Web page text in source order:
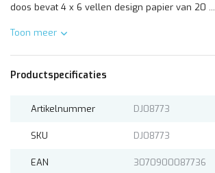
doos bevat 4 x 6 vellen design papier van 20 ...
Toon meer
Productspecificaties
Artikelnummer DJ08773
SKU DJ08773
EAN 3070900087736